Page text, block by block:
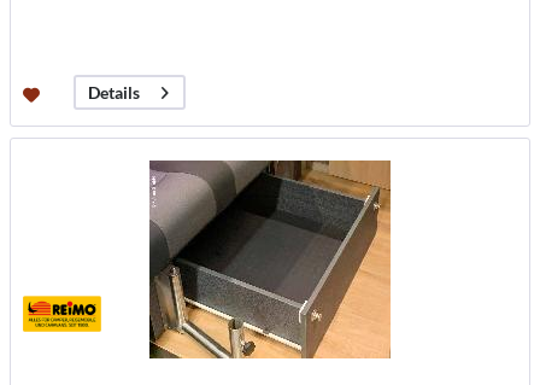
Details